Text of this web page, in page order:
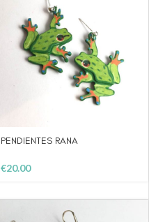
PENDIENTES RANA
€20.00